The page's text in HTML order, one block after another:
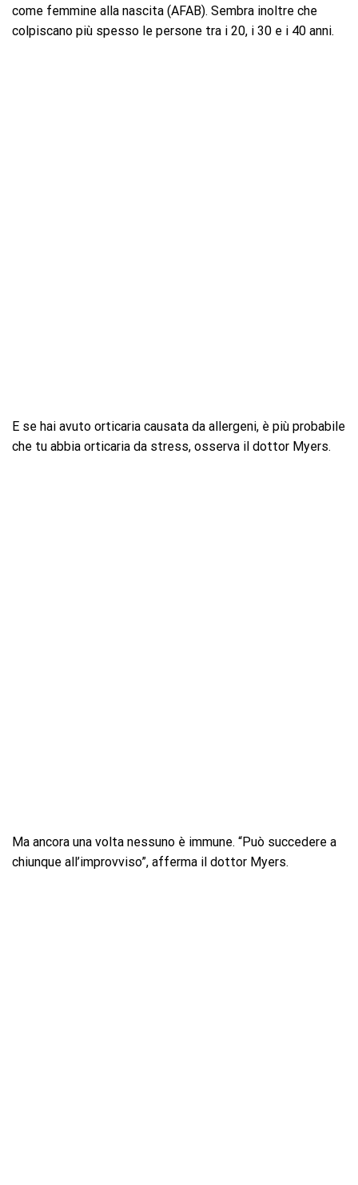
come femmine alla nascita (AFAB). Sembra inoltre che
colpiscano più spesso le persone tra i 20, i 30 e i 40 anni.
E se hai avuto orticaria causata da allergeni, è più probabile
che tu abbia orticaria da stress, osserva il dottor Myers.
Ma ancora una volta nessuno è immune. “Può succedere a
chiunque all’improvviso”, afferma il dottor Myers.